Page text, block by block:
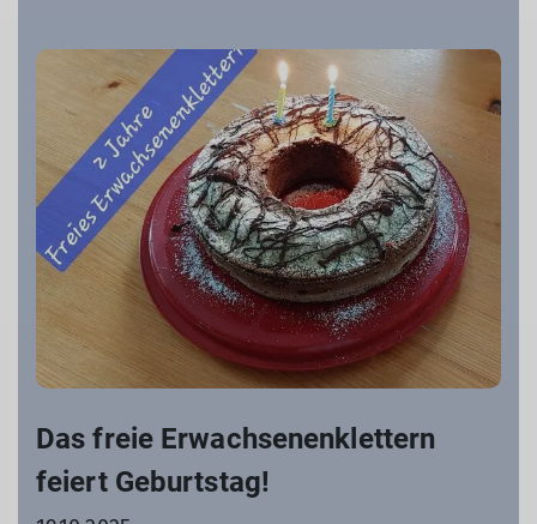
Das freie Erwachsenenklettern
feiert Geburtstag!